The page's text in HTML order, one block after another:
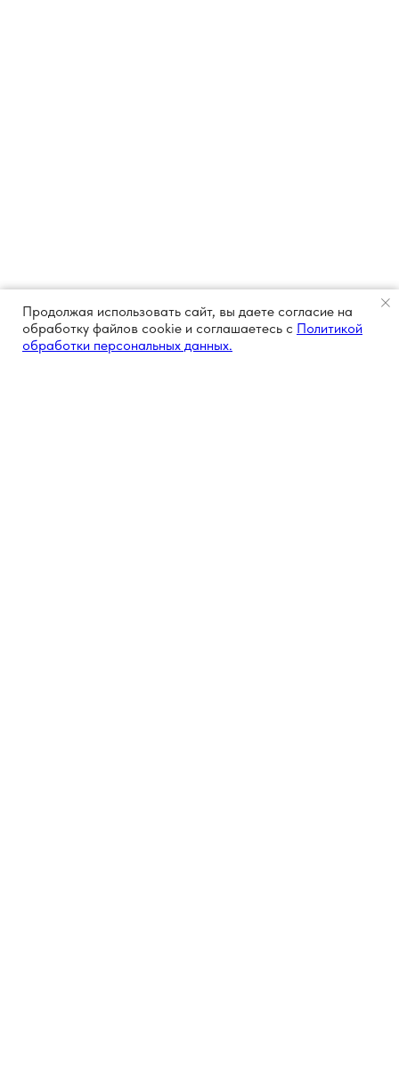
Продолжая использовать сайт, вы даете согласие на
обработку файлов cookie и соглашаетесь с Политикой
обработки персональных данных.